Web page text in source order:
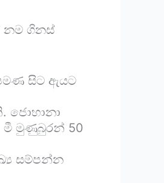
නම ගිනස්
සිට ඇයට
ජොහානා
මී මුණුබුරන් 50
සම්පන්න